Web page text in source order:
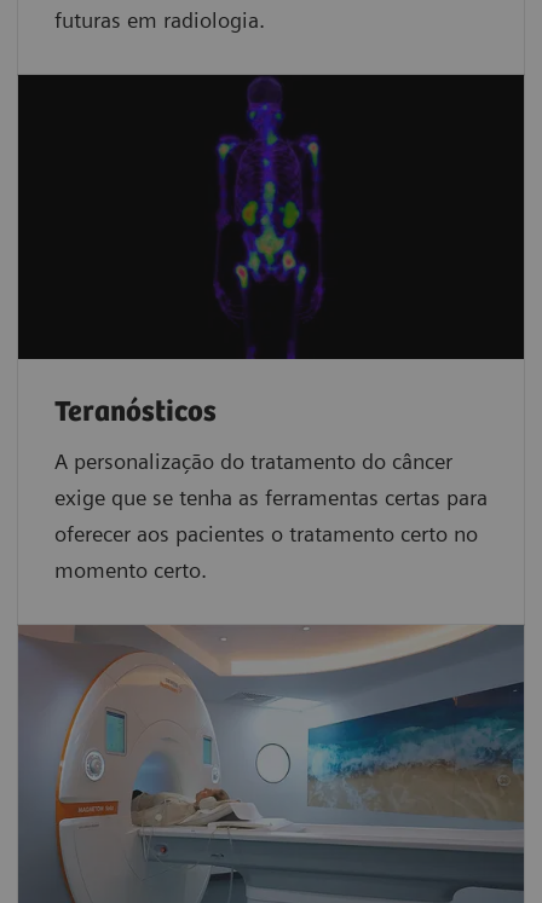
futuras em radiologia.
Teranósticos
A personalização do tratamento do câncer
exige que se tenha as ferramentas certas para
oferecer aos pacientes o tratamento certo no
momento certo.